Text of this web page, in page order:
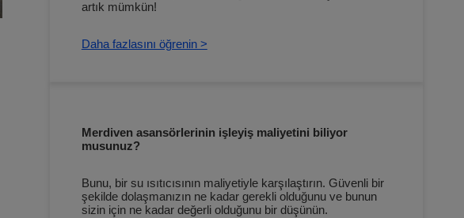
artık mümkün!
Daha fazlasını öğrenin >
Merdiven asansörlerinin işleyiş maliyetini biliyor
musunuz?
Bunu, bir su ısıtıcısının maliyetiyle karşılaştırın. Güvenli bir
şekilde dolaşmanızın ne kadar gerekli olduğunu ve bunun
sizin için ne kadar değerli olduğunu bir düşünün.